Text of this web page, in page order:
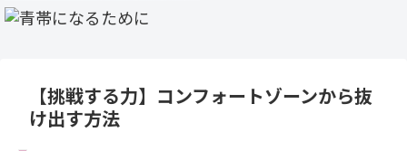
【挑戦する力】コンフォートゾーンから抜
け出す方法